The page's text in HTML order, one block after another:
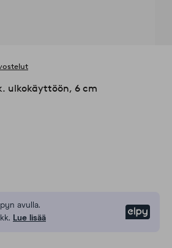
ulkokäyttöön, 6 cm
avulla.
Lue lisää